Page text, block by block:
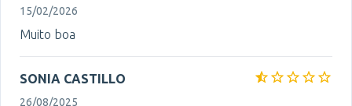
15/02/2026
Muito boa
SONIA CASTILLO
26/08/2025